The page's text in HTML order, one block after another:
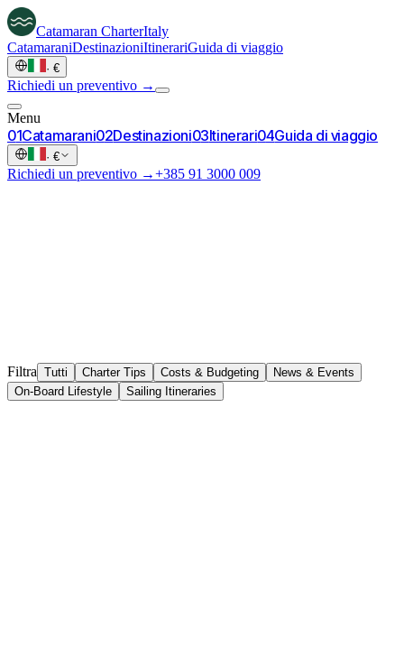
Catamaran CharterItaly
CatamaraniDestinazioniItinerariGuida di viaggio
· €
Richiedi un preventivo →
Menu
01Catamarani02Destinazioni03Itinerari04Guida di viaggio
· €
Richiedi un preventivo →+385 91 3000 009
Filtra Tutti Charter Tips Costs & Budgeting
News & Events
On-Board Lifestyle
Sailing Itineraries